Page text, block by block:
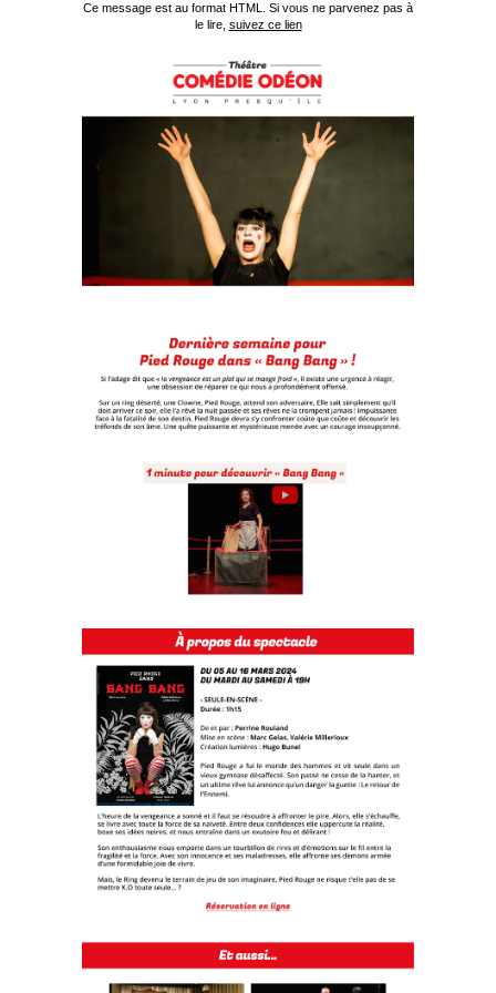
Ce message est au format HTML. Si vous ne parvenez pas à
le lire, suivez ce lien